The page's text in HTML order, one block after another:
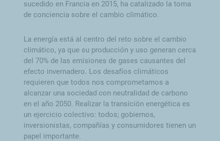
sucedido en Francia en 2015, ha catalizado la toma
de conciencia sobre el cambio climático.
La energía está al centro del reto sobre el cambio
climático, ya que su producción y uso generan cerca
del 70% de las emisiones de gases causantes del
efecto invernadero. Los desafíos climáticos
requieren que todos nos comprometamos a
alcanzar una sociedad con neutralidad de carbono
en el año 2050. Realizar la transición energética es
un ejercicio colectivo: todos; gobiernos,
inversionistas, compañías y consumidores tienen un
papel importante.